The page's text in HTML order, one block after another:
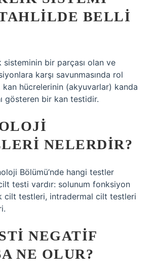
BELLI
sisteminin bir parçası olan ve
karşı savunmasında rol
hücrelerinin (akyuvarlar) kanda
gösteren bir kan testidir.
NELERDIR?
Bölümü’nde hangi testler
testi vardır: solunum fonksiyon
cilt testleri, intradermal cilt testleri
NEGATIF
NE OLUR?